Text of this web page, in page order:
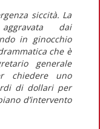
siccità. La
dai
in ginocchio
che è
generale
chiedere uno
di dollari per
d’intervento